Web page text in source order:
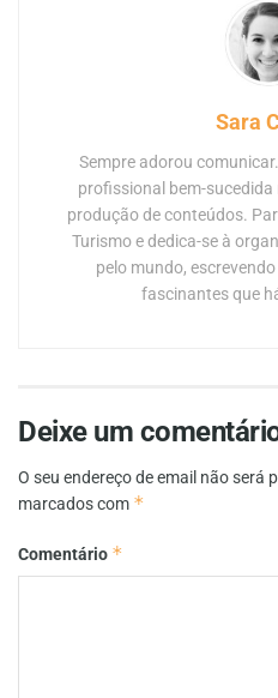
Sara
Sempre adorou
profissional bem-
produção de conteúdos.
Turismo e dedica-se à
pelo mundo,
fascinantes que
Deixe um
O seu endereço de email não será
marcados com *
Comentário *